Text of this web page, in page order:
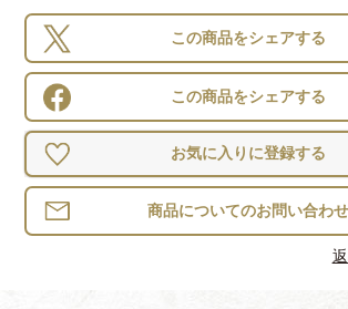
この商品をシェアする
この商品をシェアする
お気に入りに登録する